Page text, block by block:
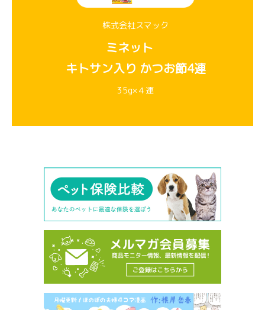
株式会社スマック
ミネット
キトサン入り かつお節4連
35g×４連